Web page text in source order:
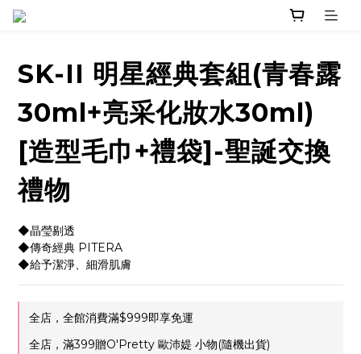
SK-II 明星經典套組(青春露
30ml+亮采化妝水30ml)
[造型毛巾+禮袋]-聖誕交換
禮物
◆晶瑩剔透
◆傳奇經典 PITERA
◆給予潔淨、細滑肌膚
全店，全館消費滿$999即享免運
全店，滿399贈O'Pretty 歐沛媞 小物(隨機出貨)